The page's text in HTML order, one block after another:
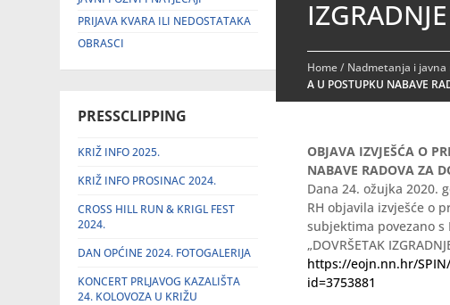
PRIJAVA KVARA ILI NEDOSTATAKA
OBRASCI
PRESSCLIPPING
KRIŽ INFO 2025.
KRIŽ INFO PROSINAC 2024.
CROSS HILL RUN & KRIGL FEST
2024.
DAN OPĆINE 2024. FOTOGALERIJA
KONCERT PRLJAVOG KAZALIŠTA
24. KOLOVOZA U KRIŽU
Home/ Nadmetanja i javna
A U POSTUPKU NABAVE
OBJAVA IZVJEŠĆA O
NABAVE RADOVA ZA
Dana 24. ožujka 2020.
RH objavila izvješće o
subjektima povezano
„DOVRŠETAK
https://eojn.nn.hr/
id=3753881